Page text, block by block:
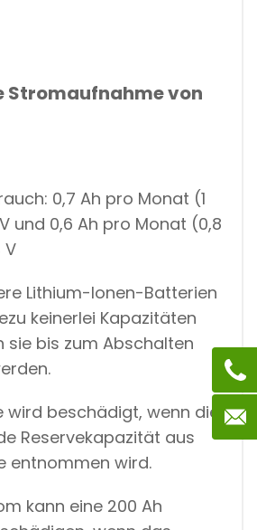
Stromaufnahme von
0,7 Ah pro Monat (1
und 0,6 Ah pro Monat (0,8
V
Lithium-Ionen-Batterien
keinerlei Kapazitäten
sie bis zum Abschalten
wird beschädigt, wenn die
Reservekapazität aus
entnommen wird.
kann eine 200 Ah